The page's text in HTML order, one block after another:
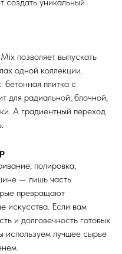
создать уникальный
позволяет выпускать
одной коллекции.
плитка с
для радиальной, блочной,
А градиентный переход
полировка,
— лишь часть
превращают
искусства. Если вам
и долговечность готовых
используем лучшее сырье